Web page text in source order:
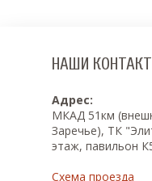
НАШИ
Адрес:
МКАД 51км
Заречье), ТК
этаж, павильон
Схема проезда